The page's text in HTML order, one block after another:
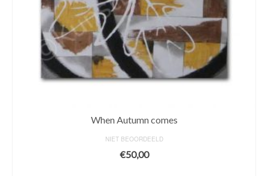
When Autumn comes
NIET BEOORDEELD
€50,00